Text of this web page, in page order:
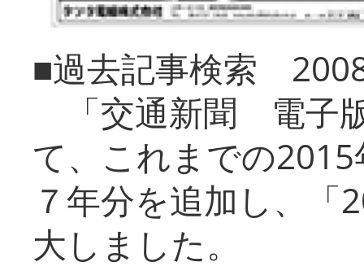
■過去記事検索
「交通新聞 電子
て、これまでの
７年分を追加し、「
大しまし